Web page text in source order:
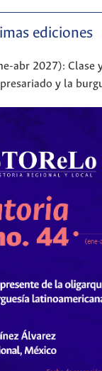
ediciones
abr 2027): Clase
y la